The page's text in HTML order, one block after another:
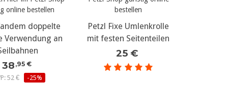
Details...doppelte
Verwendung an
38 ,95 €
52 €
-25%
mehr Details...
Petzl Fixe Umlenkrolle
mit festen Seitenteilen
25 €